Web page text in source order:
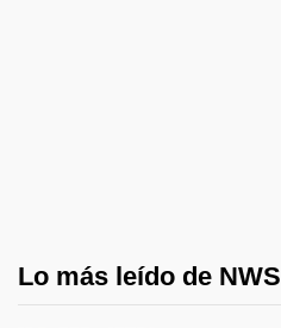
Lo más leído de NWS